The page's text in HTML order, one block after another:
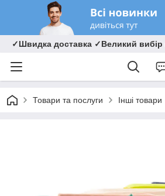
✓Швидка доставка ✓Великий вибір
Товари та послуги Інші товари